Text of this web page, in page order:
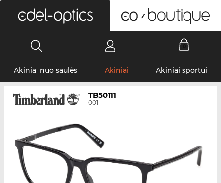
Akiniai nuo saulės Akiniai Akiniai sportui
TB50111
001